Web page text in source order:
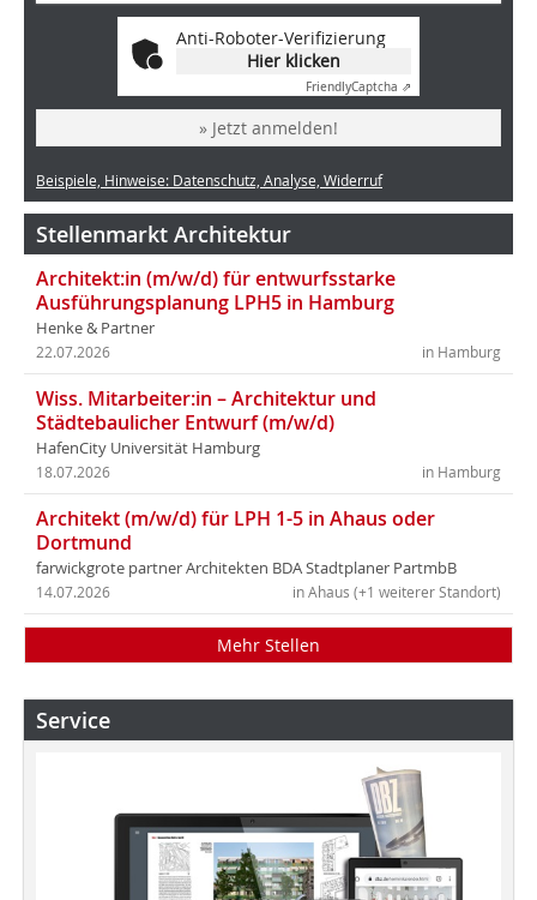
Anti-Roboter-Verifizierung
Hier klicken
FriendlyCaptcha ⇗
» Jetzt anmelden!
Beispiele, Hinweise: Datenschutz, Analyse, Widerruf
Stellenmarkt Architektur
Architekt:in (m/w/d) für entwurfsstarke
Ausführungsplanung LPH5 in Hamburg
Henke & Partner
in Hamburg
22.07.2026
Wiss. Mitarbeiter:in – Architektur und
Städtebaulicher Entwurf (m/w/d)
HafenCity Universität Hamburg
in Hamburg
18.07.2026
Architekt (m/w/d) für LPH 1-5 in Ahaus oder
Dortmund
farwickgrote partner Architekten BDA Stadtplaner PartmbB
in Ahaus (+1 weiterer Standort)
14.07.2026
Mehr Stellen
Service